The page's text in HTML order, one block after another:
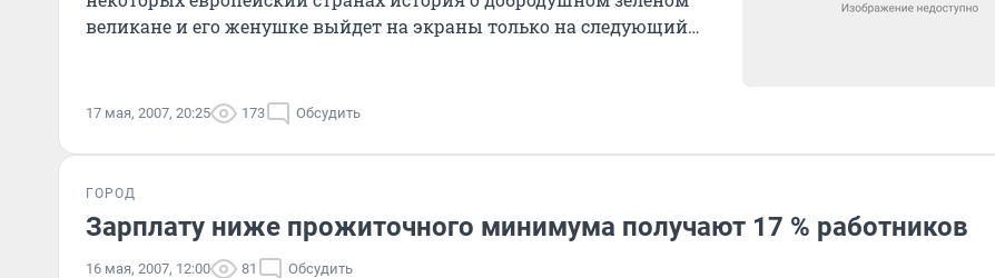
великане и его женушке выйдет на экраны только на следующий
17 мая, 2007, 20:25 173 Обсудить
ГОРОД
Зарплату ниже прожиточного минимума получают 17 % работников
16 мая, 2007, 12:00 81 Обсудить